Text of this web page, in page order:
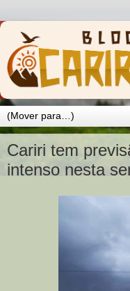
Cariri tem
intenso nesta